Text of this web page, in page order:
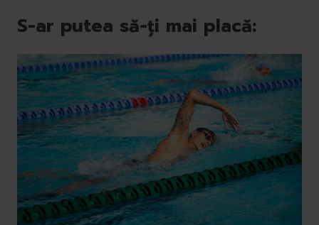
S-ar putea să-ți mai placă: